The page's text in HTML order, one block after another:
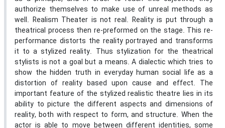
authorize themselves to make use of unreal methods as
well. Realism Theater is not real. Reality is put through a
theatrical process then re-preformed on the stage. This re-
performance distorts the reality portrayed and transforms
it to a stylized reality. Thus stylization for the theatrical
stylists is not a goal but a means. A dialectic which tries to
show the hidden truth in everyday human social life as a
distortion of reality based upon cause and effect. The
important feature of the stylized realistic theatre lies in its
ability to picture the different aspects and dimensions of
reality, both with respect to form, and structure. When the
actor is able to move between different identities, some